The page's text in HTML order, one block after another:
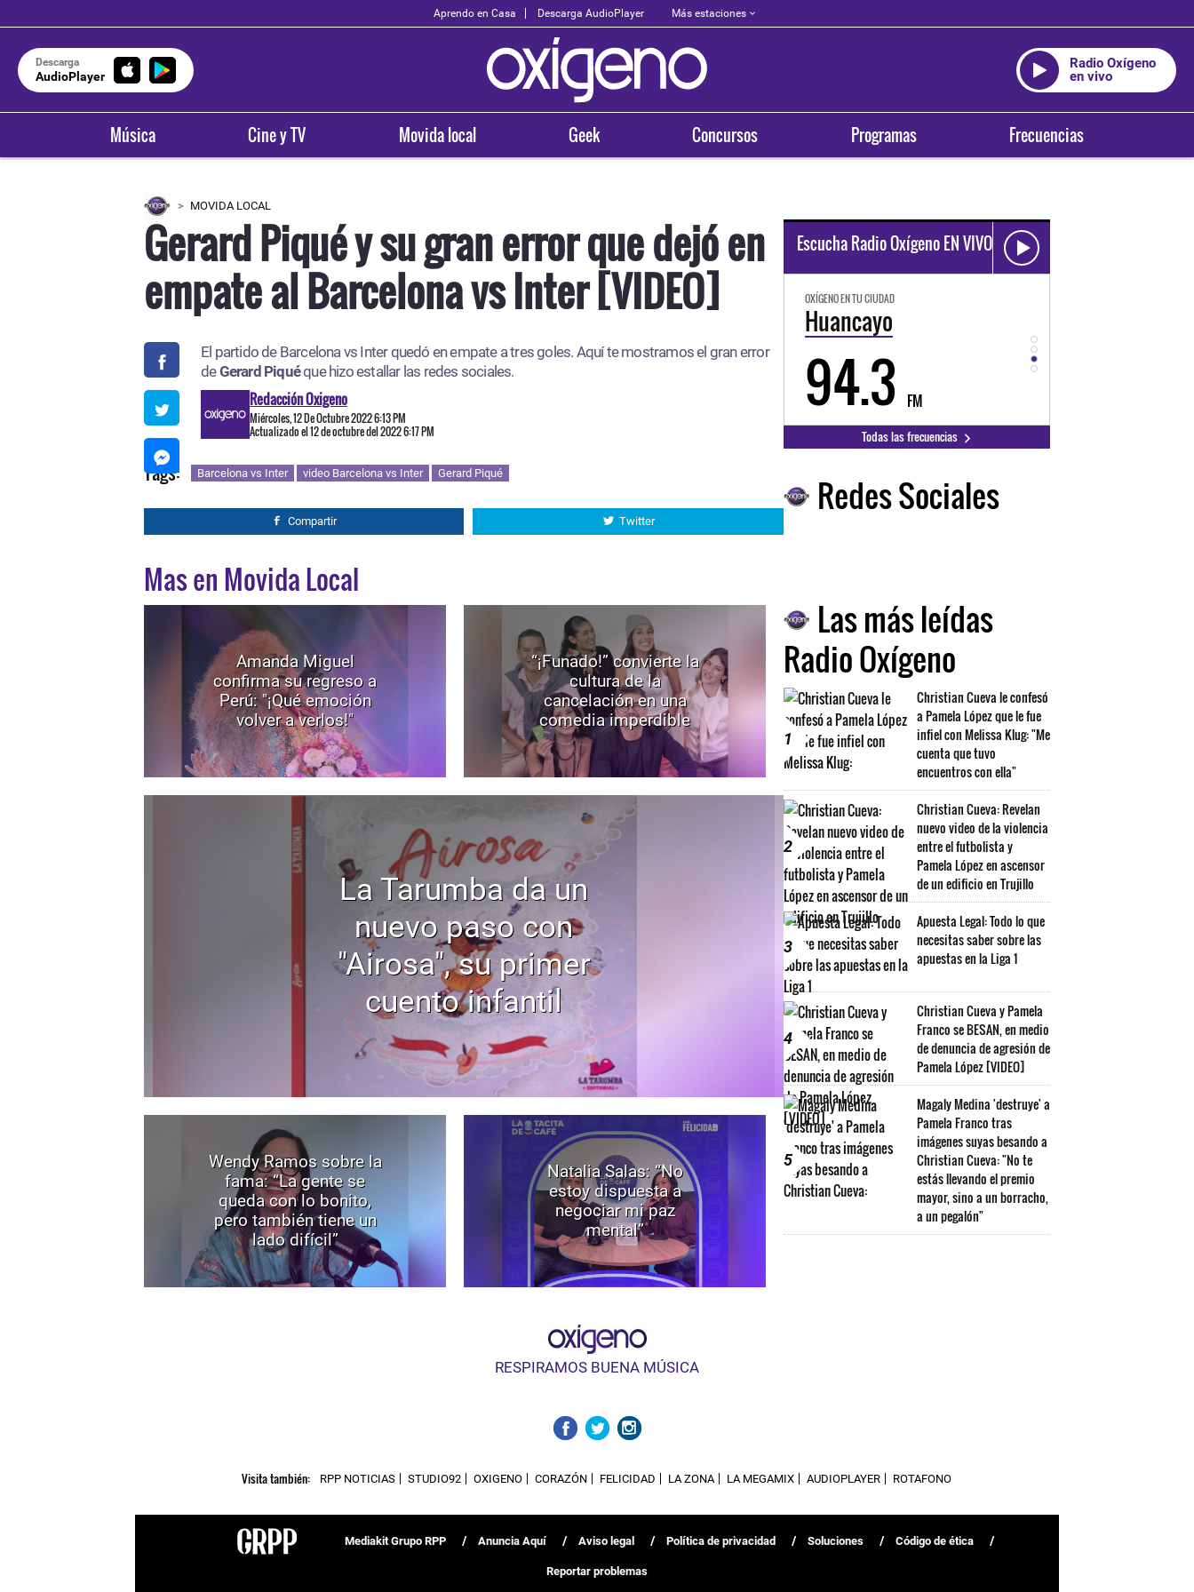
Aprendo en Casa Descarga AudioPlayer Más estaciones
Descarga
AudioPlayer
Radio Oxígeno
en vivo
Música Cine y TV Movida local Geek Concursos Programas Frecuencias
MOVIDA LOCAL
Gerard Piqué y su gran error que dejó en
empate al Barcelona vs Inter [VIDEO]
El partido de Barcelona vs Inter quedó en empate a tres goles. Aquí te mostramos el gran error
deGerard Piquéque hizo estallar las redes sociales.
Redacción Oxigeno
Miércoles, 12 De Octubre 2022 6:13 PM
Actualizado el 12 de octubre del 2022 6:17 PM
Tags: Barcelona vs Inter video Barcelona vs Inter Gerard Piqué
Compartir Twitter
Mas en Movida Local
Amanda Miguel
confirma su regreso a
Perú: "¡Qué emoción
volver a verlos!"
“¡Funado!” convierte la
cultura de la
cancelación en una
comedia imperdible
La Tarumba da un
nuevo paso con
"Airosa", su primer
cuento infantil
Wendy Ramos sobre la
fama: “La gente se
queda con lo bonito,
pero también tiene un
lado difícil”
Natalia Salas: “No
estoy dispuesta a
negociar mi paz
mental”
Escucha Radio Oxígeno EN VIVO
OXÍGENO EN TU CIUDAD
Arequipa
93.5
OXÍGENO EN TU CIUDAD
Trujillo
98.3
OXÍGENO EN TU CIUDAD
Huancayo
94.3 FM 89.3
Todas las frecuencias
Redes Sociales
Las más leídas
Radio Oxígeno
1
Christian Cueva le confesó
a Pamela López que le fue
infiel con Melissa Klug: "Me
cuenta que tuvo
encuentros con ella"
2
Christian Cueva: Revelan
nuevo video de la violencia
entre el futbolista y
Pamela López en ascensor
de un edificio en Trujillo
3
Apuesta Legal: Todo lo que
necesitas saber sobre las
apuestas en la Liga 1
4
Christian Cueva y Pamela
Franco se BESAN, en medio
de denuncia de agresión de
Pamela López [VIDEO]
5
Magaly Medina 'destruye' a
Pamela Franco tras
imágenes suyas besando a
Christian Cueva: "No te
estás llevando el premio
mayor, sino a un borracho,
a un pegalón"
RESPIRAMOS BUENA MÚSICA
Visita también: RPP NOTICIAS STUDIO92 OXIGENO CORAZÓN FELICIDAD LA ZONA LA MEGAMIX AUDIOPLAYER ROTAFONO
Mediakit Grupo RPP Anuncia Aquí Aviso legal Política de privacidad Soluciones Código de ética
Reportar problemas